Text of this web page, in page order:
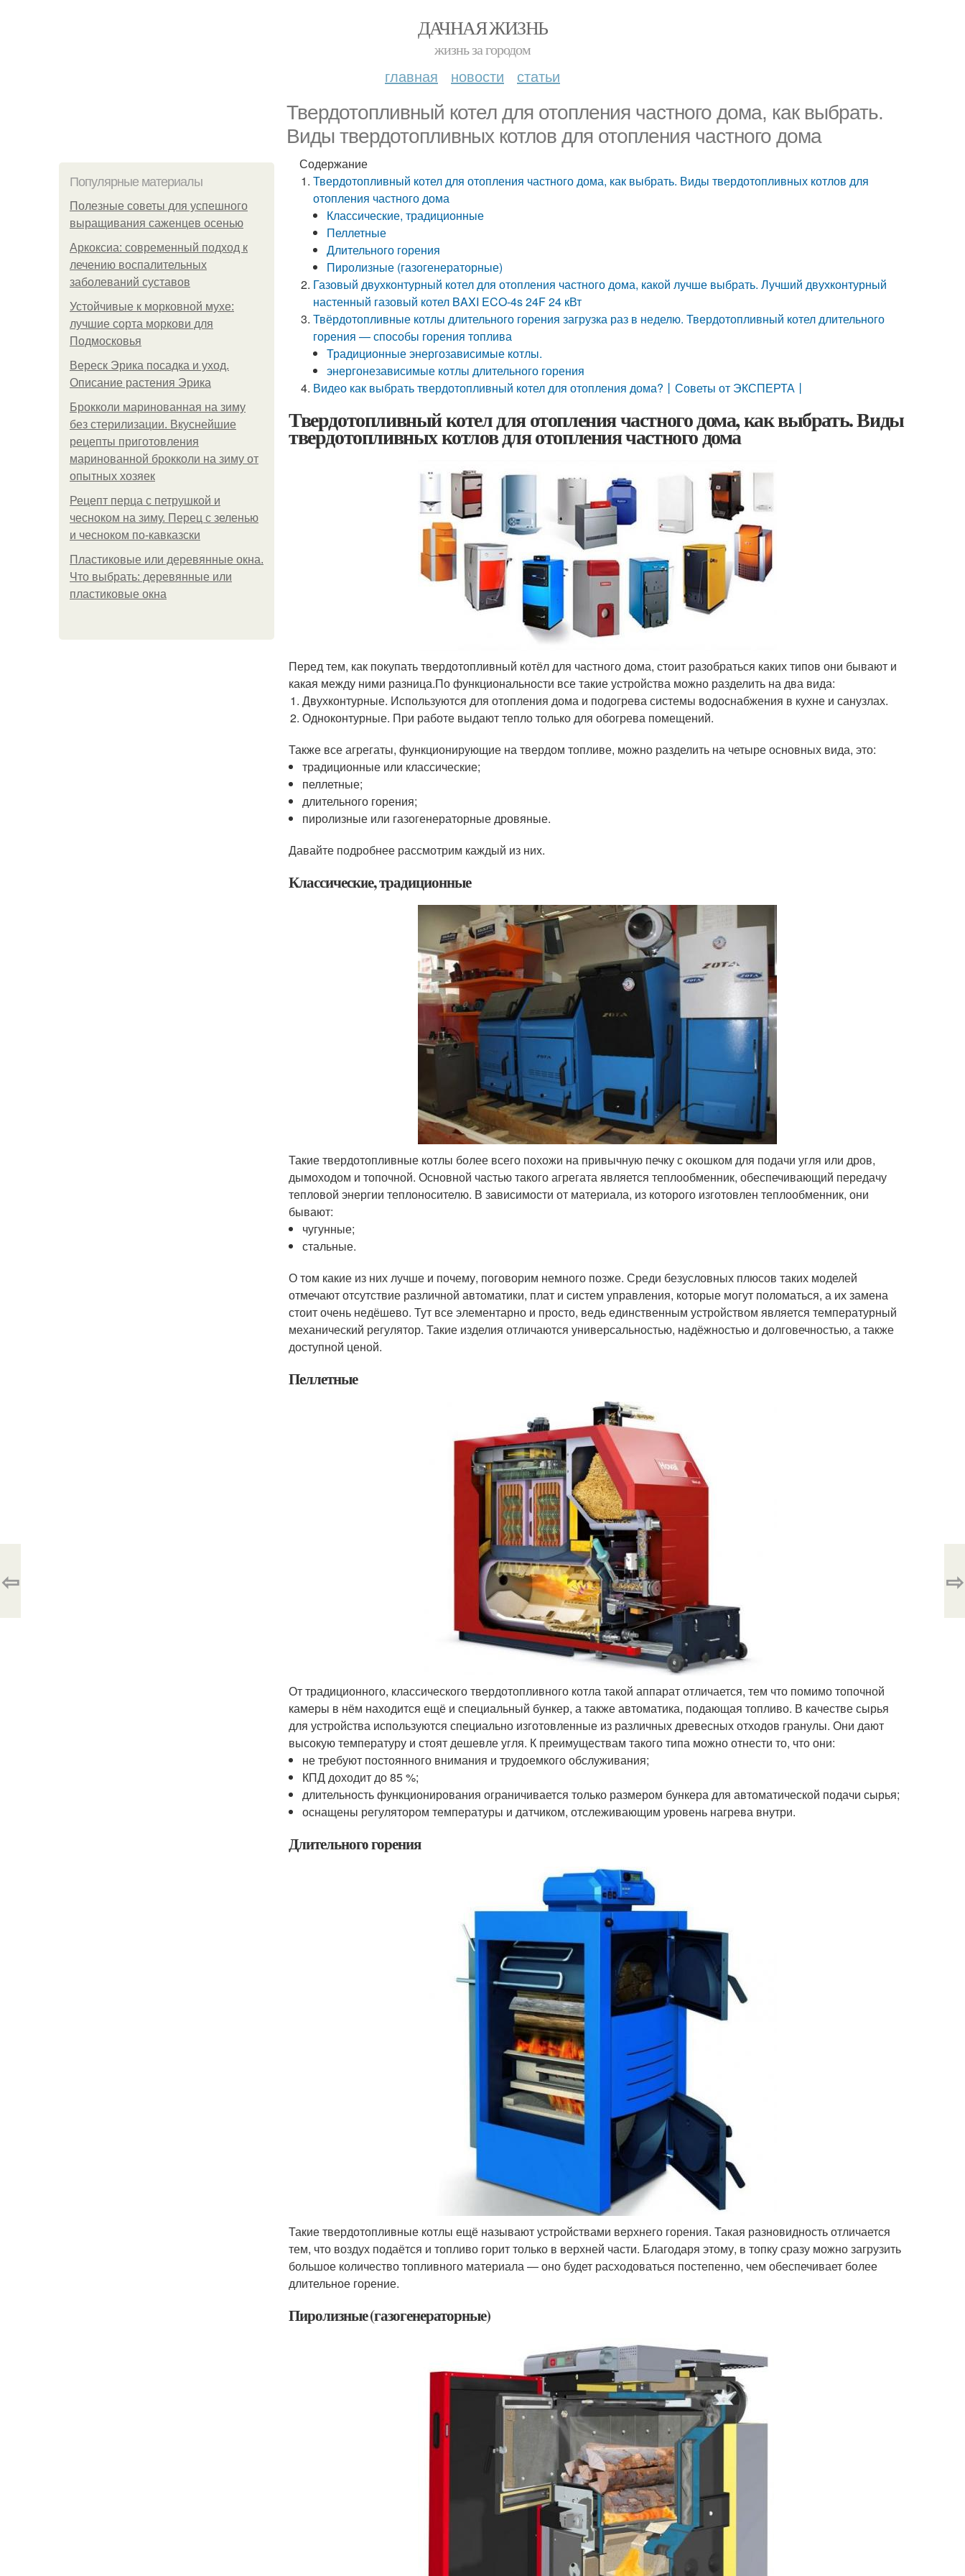
ДАЧНАЯ ЖИЗНЬ
жизнь за городом
главная новости статьи
Твердотопливный котел для отопления частного дома, как выбрать.
Виды твердотопливных котлов для отопления частного дома
Популярные материалы
Полезные советы для успешного
выращивания саженцев осенью
Аркоксиа: современный подход к
лечению воспалительных
заболеваний суставов
Устойчивые к морковной мухе:
лучшие сорта моркови для
Подмосковья
Вереск Эрика посадка и уход.
Описание растения Эрика
Брокколи маринованная на зиму
без стерилизации. Вкуснейшие
рецепты приготовления
маринованной брокколи на зиму от
опытных хозяек
Рецепт перца с петрушкой и
чесноком на зиму. Перец с зеленью
и чесноком по-кавказски
Пластиковые или деревянные окна.
Что выбрать: деревянные или
пластиковые окна
Содержание
Твердотопливный котел для отопления частного дома, как выбрать. Виды твердотопливных котлов для
отопления частного дома
Классические, традиционные
Пеллетные
Длительного горения
Пиролизные (газогенераторные)
Газовый двухконтурный котел для отопления частного дома, какой лучше выбрать. Лучший двухконтурный
настенный газовый котел BAXI ECO-4s 24F 24 кВт
Твёрдотопливные котлы длительного горения загрузка раз в неделю. Твердотопливный котел длительного
горения — способы горения топлива
Традиционные энергозависимые котлы.
энергонезависимые котлы длительного горения
Видео как выбрать твердотопливный котел для отопления дома?丨Советы от ЭКСПЕРТА丨
Твердотопливный котел для отопления частного дома, как выбрать. Виды
твердотопливных котлов для отопления частного дома
Перед тем, как покупать твердотопливный котёл для частного дома, стоит разобраться каких типов они бывают и
какая между ними разница.По функциональности все такие устройства можно разделить на два вида:
Двухконтурные. Используются для отопления дома и подогрева системы водоснабжения в кухне и санузлах.
Одноконтурные. При работе выдают тепло только для обогрева помещений.
Также все агрегаты, функционирующие на твердом топливе, можно разделить на четыре основных вида, это:
традиционные или классические;
пеллетные;
длительного горения;
пиролизные или газогенераторные дровяные.
Давайте подробнее рассмотрим каждый из них.
Классические, традиционные
Такие твердотопливные котлы более всего похожи на привычную печку с окошком для подачи угля или дров,
дымоходом и топочной. Основной частью такого агрегата является теплообменник, обеспечивающий передачу
тепловой энергии теплоносителю. В зависимости от материала, из которого изготовлен теплообменник, они
бывают:
чугунные;
стальные.
О том какие из них лучше и почему, поговорим немного позже. Среди безусловных плюсов таких моделей
отмечают отсутствие различной автоматики, плат и систем управления, которые могут поломаться, а их замена
стоит очень недёшево. Тут все элементарно и просто, ведь единственным устройством является температурный
механический регулятор. Такие изделия отличаются универсальностью, надёжностью и долговечностью, а также
доступной ценой.
Пеллетные
От традиционного, классического твердотопливного котла такой аппарат отличается, тем что помимо топочной
камеры в нём находится ещё и специальный бункер, а также автоматика, подающая топливо. В качестве сырья
для устройства используются специально изготовленные из различных древесных отходов гранулы. Они дают
высокую температуру и стоят дешевле угля. К преимуществам такого типа можно отнести то, что они:
не требуют постоянного внимания и трудоемкого обслуживания;
КПД доходит до 85 %;
длительность функционирования ограничивается только размером бункера для автоматической подачи сырья;
оснащены регулятором температуры и датчиком, отслеживающим уровень нагрева внутри.
Длительного горения
Такие твердотопливные котлы ещё называют устройствами верхнего горения. Такая разновидность отличается
тем, что воздух подаётся и топливо горит только в верхней части. Благодаря этому, в топку сразу можно загрузить
большое количество топливного материала — оно будет расходоваться постепенно, чем обеспечивает более
длительное горение.
Пиролизные (газогенераторные)
⇦ ⇨